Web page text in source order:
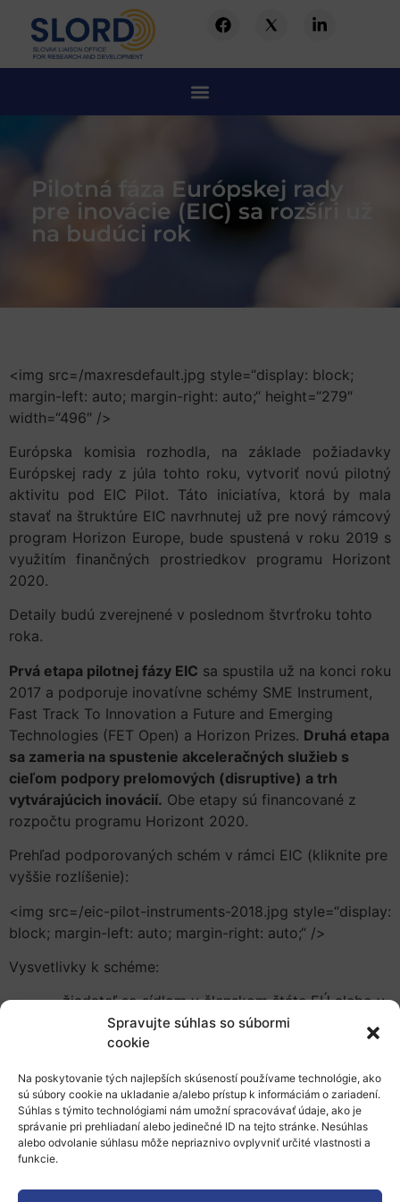
Spravujte súhlas so súbormi
cookie
Na poskytovanie tých najlepších skúseností používame technológie, ako
sú súbory cookie na ukladanie a/alebo prístup k informáciám o zariadení.
Súhlas s týmito technológiami nám umožní spracovávať údaje, ako je
správanie pri prehliadaní alebo jedinečné ID na tejto stránke. Nesúhlas
alebo odvolanie súhlasu môže nepriaznivo ovplyvniť určité vlastnosti a
funkcie.
Pilotná fáza Európskej rady
pre inovácie (EIC) sa rozšíri už
na budúci rok
<img src=/maxresdefault.jpg style=“display: block;
margin-left: auto; margin-right: auto;“ height=“279″
width=“496″ />
Európska komisia rozhodla, na základe požiadavky
Európskej rady z júla tohto roku, vytvoriť novú pilotný
aktivitu pod EIC Pilot. Táto iniciatíva, ktorá by mala
stavať na štruktúre EIC navrhnutej už pre nový rámcový
program Horizon Europe, bude spustená v roku 2019 s
využitím finančných prostriedkov programu Horizont
2020.
Detaily budú zverejnené v poslednom štvrťroku tohto
roka.
Prvá etapa pilotnej fázy EIC sa spustila už na konci roku
2017 a podporuje inovatívne schémy SME Instrument,
Fast Track To Innovation a Future and Emerging
Technologies (FET Open) a Horizon Prizes. Druhá etapa
sa zameria na spustenie akceleračných služieb s
cieľom podpory prelomových (disruptive) a trh
vytvárajúcich inovácií. Obe etapy sú financované z
rozpočtu programu Horizont 2020.
Prehľad podporovaných schém v rámci EIC (kliknite pre
vyššie rozlíšenie):
<img src=/eic-pilot-instruments-2018.jpg style=“display:
block; margin-left: auto; margin-right: auto;“ />
Vysvetlivky k schéme:
žiadateľ so sídlom v členskom štáte EÚ alebo v
krajine pridruženej k programu Horizont 2020
zapojenie priemyslu: a) buď pridelenie najmenej
konzorciu, alebo b) minimálne 50% účastníkov
musí byť z priemyslu
konzorcium FET-Open musí vždy zahŕňať aspoň
3 účastníkov z 3 rôznych členských štátov EÚ
partnerov môže byť zaradená do konzorcia ďalšia